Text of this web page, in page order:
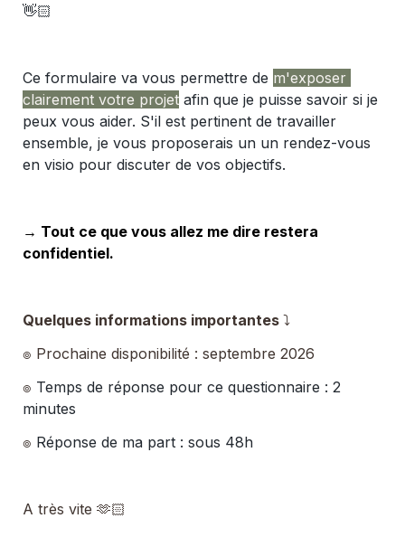
👋🏻
Ce formulaire va vous permettre de m'exposer
clairement votre projet afin que je puisse savoir si je
peux vous aider. S'il est pertinent de travailler
ensemble, je vous proposerais un un rendez-vous
en visio pour discuter de vos objectifs.
→ Tout ce que vous allez me dire restera
confidentiel.
Quelques informations importantes ⤵︎
๏ Prochaine disponibilité : septembre 2026
๏ Temps de réponse pour ce questionnaire : 2
minutes
๏ Réponse de ma part : sous 48h
A très vite 🫶🏻